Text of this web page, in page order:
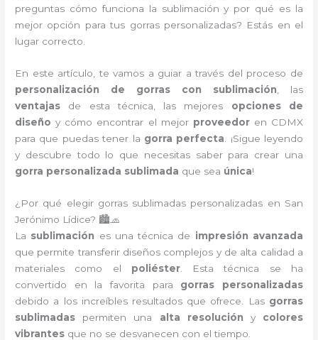
preguntas cómo funciona la sublimación y por qué es la
mejor opción para tus gorras personalizadas? Estás en el
lugar correcto.
En este artículo, te vamos a guiar a través del proceso de
personalización de gorras con sublimación , las
ventajas de esta técnica, las mejores opciones de
diseño y cómo encontrar el mejor proveedoren CDMX
para que puedas tener la gorra perfecta . ¡Sigue leyendo
y descubre todo lo que necesitas saber para crear una
gorra personalizada sublimada que sea única!
¿Por qué elegir gorras sublimadas personalizadas en San
Jerónimo Lídice? 🏙️🧢
La sublimación es una técnica de impresión avanzada
que permite transferir diseños complejos y de alta calidad a
materiales como el poliéster. Esta técnica se ha
convertido en la favorita para gorras personalizadas
debido a los increíbles resultados que ofrece. Las gorras
sublimadas permiten una alta resolución y colores
vibrantes que no se desvanecen con el tiempo.